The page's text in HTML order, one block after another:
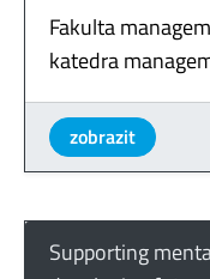
Fakulta
katedra
zobrazit
Supporting